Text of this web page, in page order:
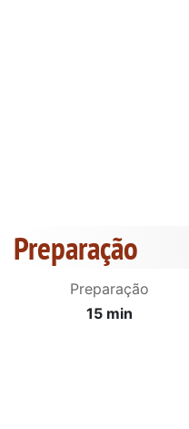
Preparação
Preparação
15 min